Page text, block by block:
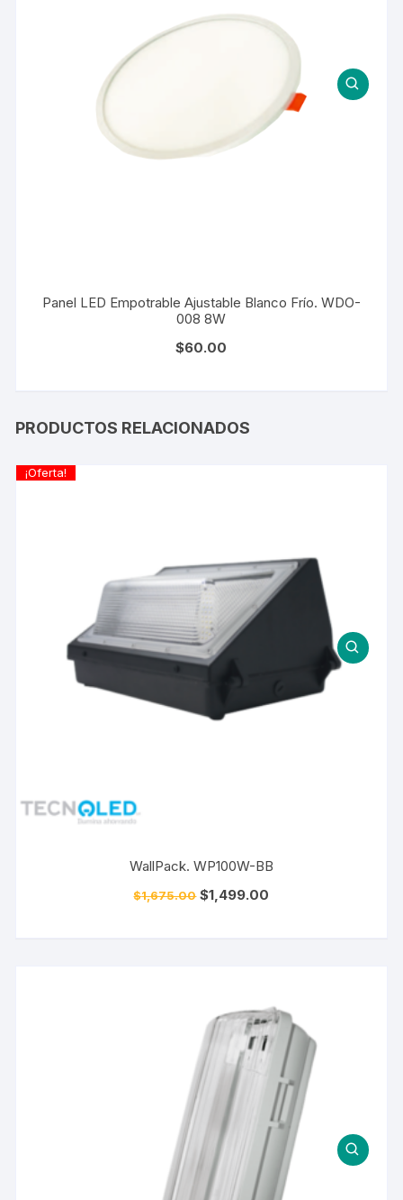
Panel LED Empotrable Ajustable Blanco Frío. WDO-
008 8W
$60.00
PRODUCTOS RELACIONADOS
¡Oferta!
WallPack. WP100W-BB
$1,675.00 $1,499.00